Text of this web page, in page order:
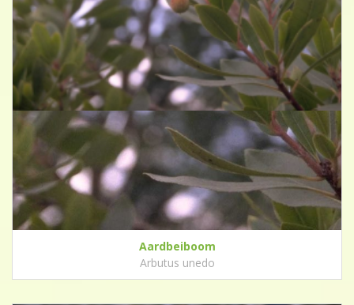
Aardbeiboom
Arbutus unedo